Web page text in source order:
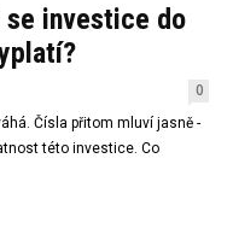
se investice do
0
Čísla přitom mluví jasně -
této investice. Co